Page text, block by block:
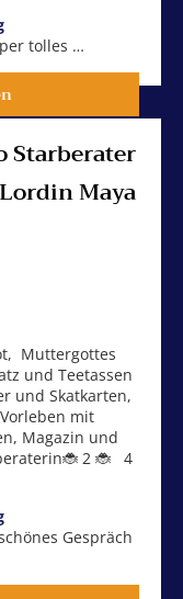
tolles …
Maestro
Beratung
Starberater
Maya
Muttergottes
und Teetassen
und Skatkarten,
mit
Magazin und
2 🐞 4
Gespräch